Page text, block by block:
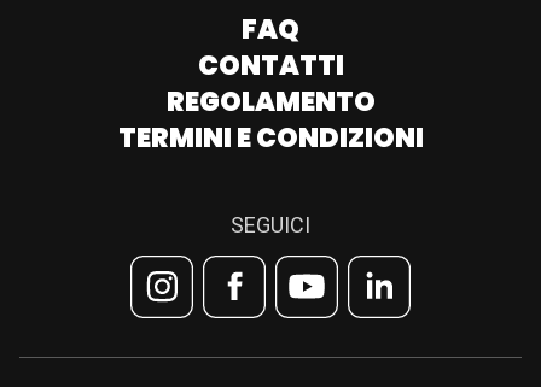
SEGUICI
FAQ
CONTATTI
REGOLAMENTO
TERMINI E CONDIZIONI